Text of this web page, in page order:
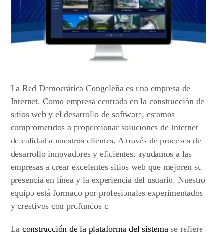
La Red Democrática Congoleña es una empresa de
Internet. Como empresa centrada en la construcción de
sitios web y el desarrollo de software, estamos
comprometidos a proporcionar soluciones de Internet
de calidad a nuestros clientes. A través de procesos de
desarrollo innovadores y eficientes, ayudamos a las
empresas a crear excelentes sitios web que mejoren su
presencia en línea y la experiencia del usuario. Nuestro
equipo está formado por profesionales experimentados
y creativos con profundos c
Laconstrucción de la plataforma del sistema se refiere